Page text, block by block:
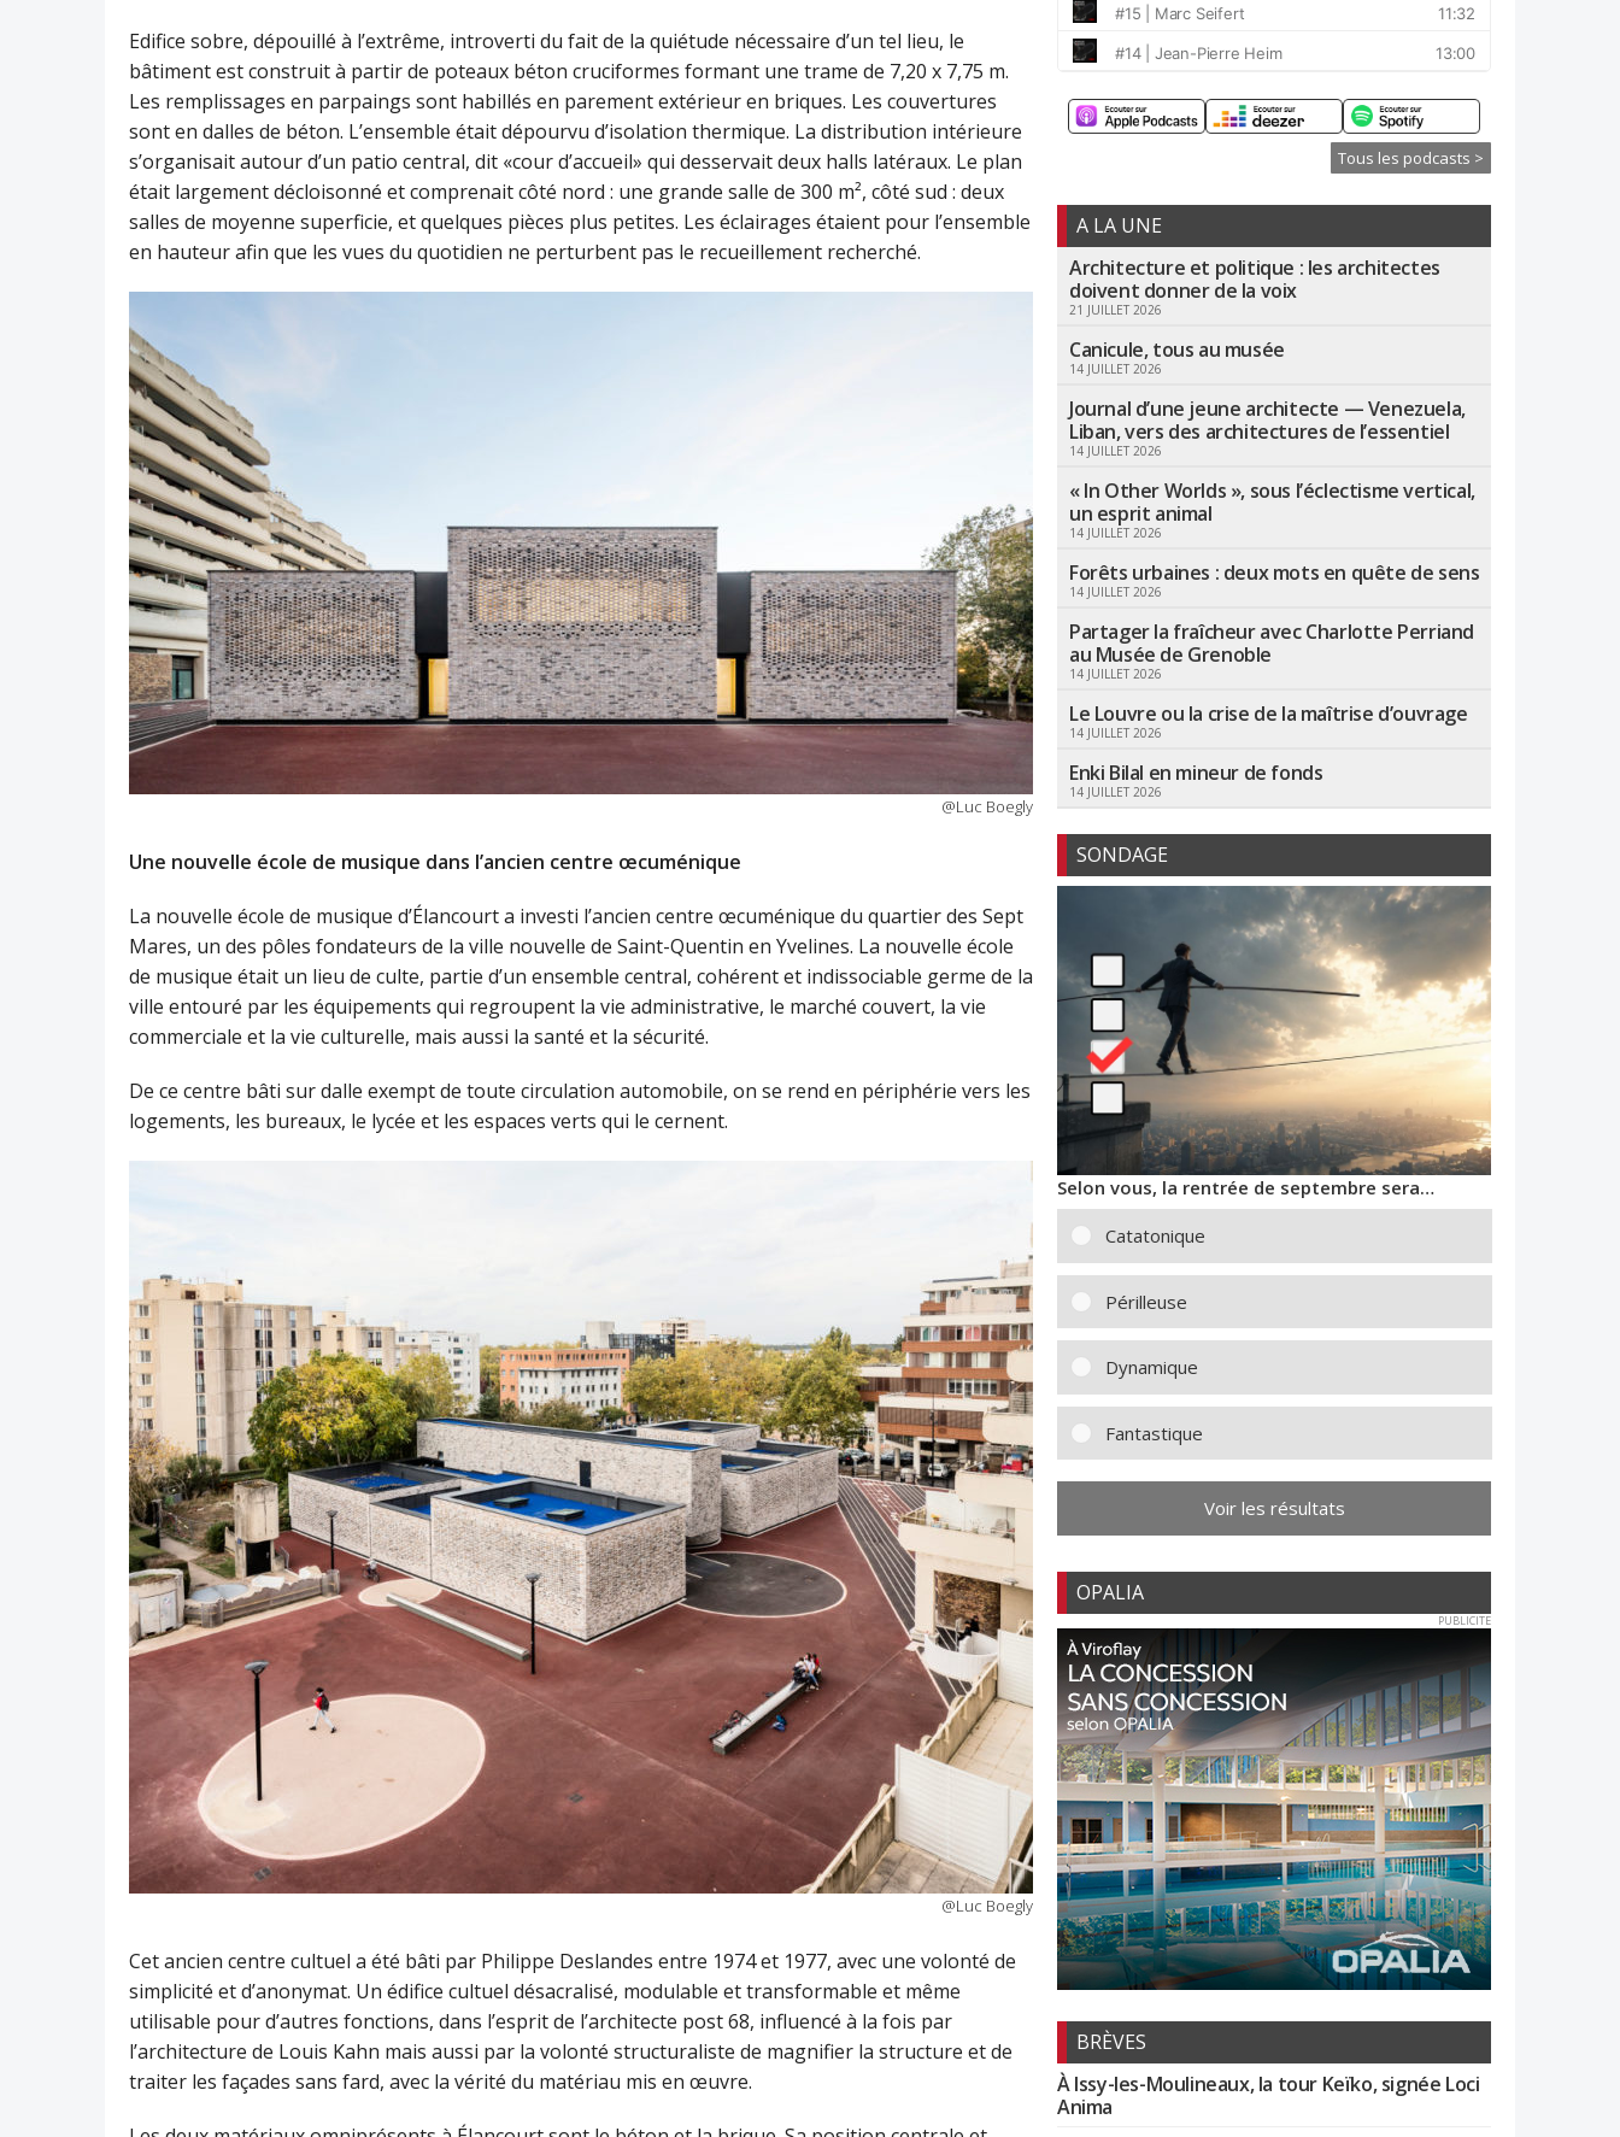
Edifice sobre, dépouillé à l’extrême, introverti du fait de la quiétude nécessaire d’un tel lieu, le
bâtiment est construit à partir de poteaux béton cruciformes formant une trame de 7,20 x 7,75 m.
Les remplissages en parpaings sont habillés en parement extérieur en briques. Les couvertures
sont en dalles de béton. L’ensemble était dépourvu d’isolation thermique. La distribution intérieure
s’organisait autour d’un patio central, dit «cour d’accueil» qui desservait deux halls latéraux. Le plan
était largement décloisonné et comprenait côté nord : une grande salle de 300 m², côté sud : deux
salles de moyenne superficie, et quelques pièces plus petites. Les éclairages étaient pour l’ensemble
en hauteur afin que les vues du quotidien ne perturbent pas le recueillement recherché.
@Luc Boegly
Une nouvelle école de musique dans l’ancien centre œcuménique
La nouvelle école de musique d’Élancourt a investi l’ancien centre œcuménique du quartier des Sept
Mares, un des pôles fondateurs de la ville nouvelle de Saint-Quentin en Yvelines. La nouvelle école
de musique était un lieu de culte, partie d’un ensemble central, cohérent et indissociable germe de la
ville entouré par les équipements qui regroupent la vie administrative, le marché couvert, la vie
commerciale et la vie culturelle, mais aussi la santé et la sécurité.
De ce centre bâti sur dalle exempt de toute circulation automobile, on se rend en périphérie vers les
logements, les bureaux, le lycée et les espaces verts qui le cernent.
@Luc Boegly
Cet ancien centre cultuel a été bâti par Philippe Deslandes entre 1974 et 1977, avec une volonté de
simplicité et d’anonymat. Un édifice cultuel désacralisé, modulable et transformable et même
utilisable pour d’autres fonctions, dans l’esprit de l’architecte post 68, influencé à la fois par
l’architecture de Louis Kahn mais aussi par la volonté structuraliste de magnifier la structure et de
traiter les façades sans fard, avec la vérité du matériau mis en œuvre.
Tous les podcasts >
A LA UNE
Architecture et politique : les architectes
doivent donner de la voix
21 JUILLET 2026
Canicule, tous au musée
14 JUILLET 2026
Journal d’une jeune architecte — Venezuela,
Liban, vers des architectures de l’essentiel
14 JUILLET 2026
« In Other Worlds », sous l’éclectisme vertical,
un esprit animal
14 JUILLET 2026
Forêts urbaines : deux mots en quête de sens
14 JUILLET 2026
Partager la fraîcheur avec Charlotte Perriand
au Musée de Grenoble
14 JUILLET 2026
Le Louvre ou la crise de la maîtrise d’ouvrage
14 JUILLET 2026
Enki Bilal en mineur de fonds
14 JUILLET 2026
SONDAGE
Selon vous, la rentrée de septembre sera…
Catatonique
Périlleuse
Dynamique
Fantastique
Voir les résultats
OPALIA
PUBLICITE
BRÈVES
À Issy-les-Moulineaux, la tour Keïko, signée Loci
Anima